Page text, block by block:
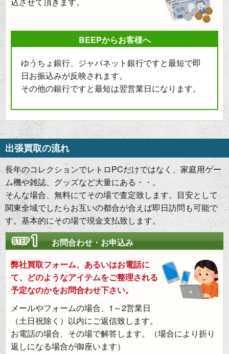
BEEPからお客様へ
ゆうちょ銀行、ジャパネット銀行ですと最短で即
日お振込みが反映されます。
その他の銀行ですと最短は翌営業日になります。
出張買取の流れ
長年のコレクションでレトロPCだけではなく、家庭用ゲー
ム機や雑誌、グッズなど大量にある・・。
そんな場合、無料にてその場で査定致します。目安として
関東全域でしたらお互いの都合が合えば即日訪問も可能で
す。基本的にその場で現金支払致します。
お問合わせ・お申込み
弊社買取フォーム、あるいはお電話に
て、どのようなアイテムをご整理される
予定なのかをお問合わせ下さい。
メールやフォームの場合、1～2営業日
（土日祝除く）以内にご返信致します。
お電話の場合、その場で解答します。（場合により折り
返しになる場合が御座います）